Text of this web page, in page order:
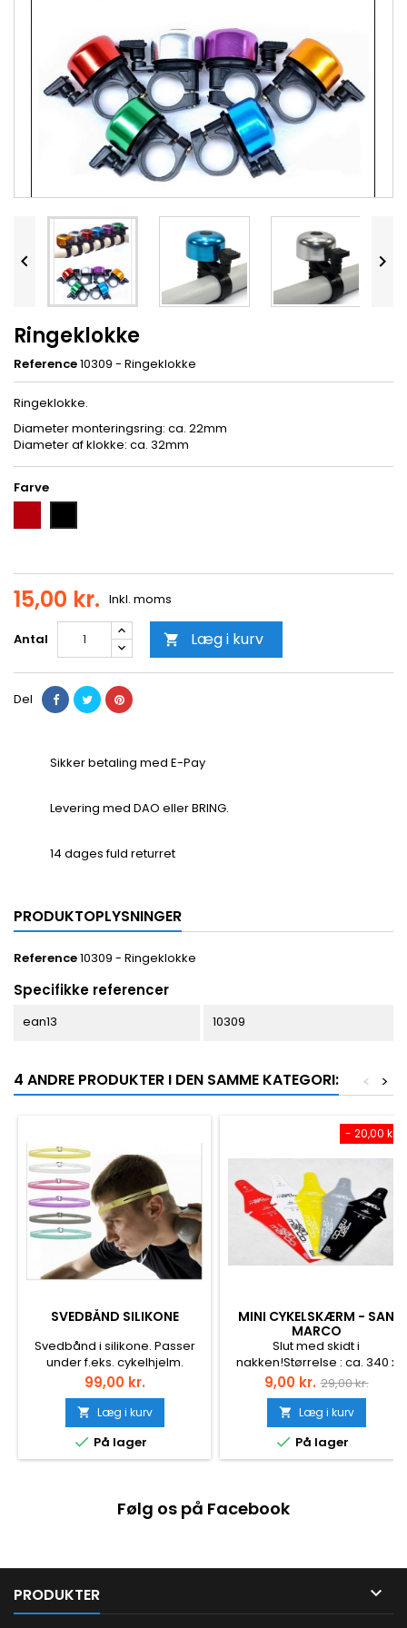
 
Ringeklokke
Reference10309 - Ringeklokke
Ringeklokke.
Diameter monteringsring: ca. 22mm
Diameter af klokke: ca. 32mm
Farve
15,00 kr. Inkl. moms
Antal  Læg i kurv
Del
Sikker betaling med E-Pay
Levering med DAO eller BRING.
14 dages fuld returret
PRODUKTOPLYSNINGER
Reference10309 - Ringeklokke
Specifikke referencer
ean13 10309
4 ANDRE PRODUKTER I DEN SAMME KATEGORI: >
<
SVEDBÅND SILIKONE
Svedbånd i silikone. Passer
under f.eks. cykelhjelm.
Undgå at sveden løber ned i
æjnene mens du løber eller
cykler. Kun blå tilbage....
Pris
99,00 kr.
 Læg i kurv
 På lager
- 20,00 kr.
MINI CYKELSKÆRM - SAN
MARCO
Slut med skidt i
nakken!Størrelse : ca. 340 x
100 mm Med San Marco logo.
Assorteret farve
Pris
9,00 kr. Normalpris
29,00 kr.
 Læg i kurv
 På lager
Følg os på Facebook
PRODUKTER 